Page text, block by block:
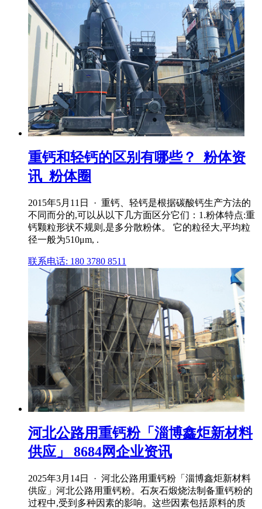
重钙和轻钙的区别有哪些？_粉体资
讯_粉体圈
2015年5月11日 · 重钙、轻钙是根据碳酸钙生产方法的
不同而分的,可以从以下几方面区分它们：1.粉体特点:重
钙颗粒形状不规则,是多分散粉体。 它的粒径大,平均粒
径一般为510μm, .
联系电话: 180 3780 8511
河北公路用重钙粉「淄博鑫炬新材料
供应」 8684网企业资讯
2025年3月14日 · 河北公路用重钙粉「淄博鑫炬新材料
供应」河北公路用重钙粉。石灰石煅烧法制备重钙粉的
过程中,受到多种因素的影响。这些因素包括原料的质